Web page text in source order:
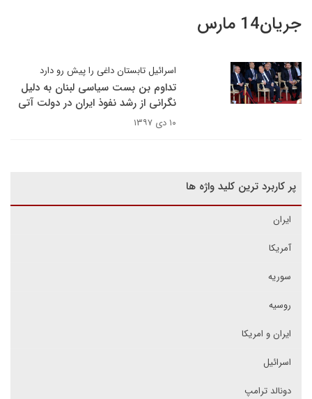
جریان14 مارس
اسرائیل تابستان داغی را پیش رو دارد
تداوم بن بست سیاسی لبنان به دلیل
نگرانی از رشد نفوذ ایران در دولت آتی
۱۰ دی ۱۳۹۷
پر کاربرد ترین کلید واژه ها
ایران
آمریکا
سوریه
روسیه
ایران و امریکا
اسرائیل
دونالد ترامپ